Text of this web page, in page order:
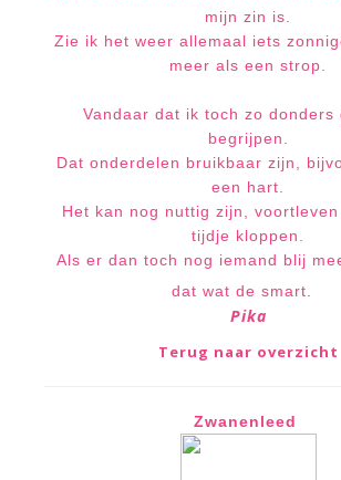
mijn zin is.
Zie ik het weer allemaal iets
meer als een strop.
Vandaar dat ik toch zo donders
begrijpen.
Dat onderdelen bruikbaar zijn,
een hart.
Het kan nog nuttig zijn,
tijdje kloppen.
Als er dan toch nog iemand blij
dat wat de smart.
Pika
Terug naar overzicht
Zwanenleed